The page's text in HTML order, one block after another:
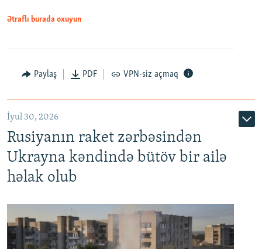
Ətraflı burada oxuyun
Paylaş PDF VPN-siz açmaq
İyul 30, 2026
Rusiyanın raket zərbəsindən
Ukrayna kəndində bütöv bir ailə
həlak olub